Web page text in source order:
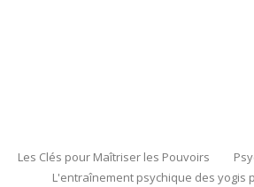
Les Clés pour Maîtriser les Pouvoirs
L'entraînement psychique des yogis